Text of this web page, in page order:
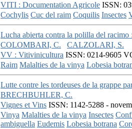
VITI : Documentation Agricole ISSN:
Cochylis Cuc del raim Coquilis Insectes
Lucha abierta contra la polilla del racimo
COLOMBARI, C.
CALZOLARI, S.
VV : Vitivinicultura ISSN: 0214-9605
Raim Malalties de la vinya Lobesia
Lutte contre les tordeuses de la grappe
BRECHBUHLER, C.
Vignes et Vins ISSN: 1142-5288 -
Vinya Malalties de la vinya Insectes
ambiguella Eudemis Lobesia botrana